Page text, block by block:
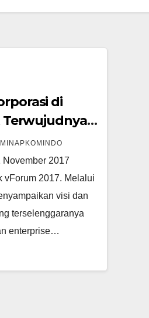
di
Terwujudnya
2017
vForum 2017. Melalui
visi dan
terselenggaranya
enterprise…